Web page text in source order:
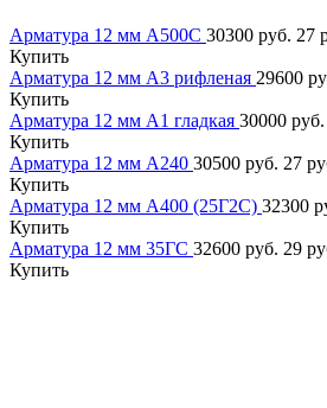
Арматура 12 мм А500С 30300 руб. 27
Купить
Арматура 12 мм А3 рифленая 29600
Купить
Арматура 12 мм А1 гладкая 30000 руб.
Купить
Арматура 12 мм А240 30500 руб. 27
Купить
Арматура 12 мм А400 (25Г2С) 32300
Купить
Арматура 12 мм 35ГС 32600 руб. 29
Купить